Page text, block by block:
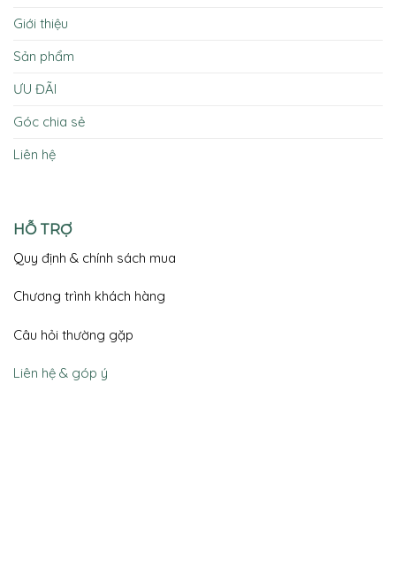
Giới thiệu
Sản phẩm
ƯU ĐÃI
Góc chia sẻ
Liên hệ
HỖ TRỢ
Quy định & chính sách mua
Chương trình khách hàng
Câu hỏi thường gặp
Liên hệ & góp ý